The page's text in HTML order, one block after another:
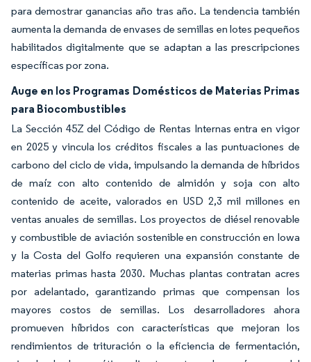
para demostrar ganancias año tras año. La tendencia también
aumenta la demanda de envases de semillas en lotes pequeños
habilitados digitalmente que se adaptan a las prescripciones
específicas por zona.
Auge en los Programas Domésticos de Materias Primas
para Biocombustibles
La Sección 45Z del Código de Rentas Internas entra en vigor
en 2025 y vincula los créditos fiscales a las puntuaciones de
carbono del ciclo de vida, impulsando la demanda de híbridos
de maíz con alto contenido de almidón y soja con alto
contenido de aceite, valorados en USD 2,3 mil millones en
ventas anuales de semillas. Los proyectos de diésel renovable
y combustible de aviación sostenible en construcción en Iowa
y la Costa del Golfo requieren una expansión constante de
materias primas hasta 2030. Muchas plantas contratan acres
por adelantado, garantizando primas que compensan los
mayores costos de semillas. Los desarrolladores ahora
promueven híbridos con características que mejoran los
rendimientos de trituración o la eficiencia de fermentación,